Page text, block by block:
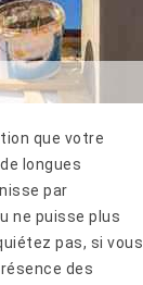
que votre
longues
par
ne puisse plus
pas, si vous
des